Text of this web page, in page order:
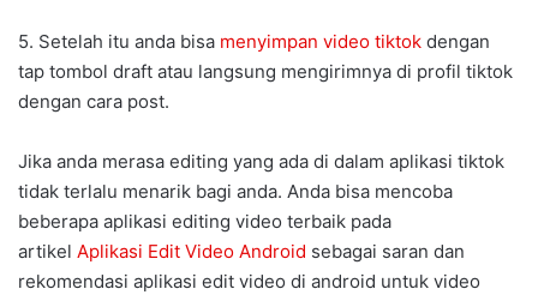
5. Setelah itu anda bisa menyimpan video tiktok dengan
tap tombol draft atau langsung mengirimnya di profil tiktok
dengan cara post.
Jika anda merasa editing yang ada di dalam aplikasi tiktok
tidak terlalu menarik bagi anda. Anda bisa mencoba
beberapa aplikasi editing video terbaik pada
artikel Aplikasi Edit Video Android sebagai saran dan
rekomendasi aplikasi edit video di android untuk video